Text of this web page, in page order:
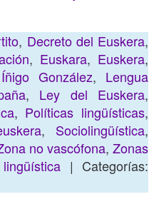
, Decreto del Euskera,
, Euskara, Euskera,
Íñigo González, Lengua
, Ley del Euskera,
, Políticas lingüísticas,
, Sociolingüística,
no vascófona, Zonas
| Categorías: